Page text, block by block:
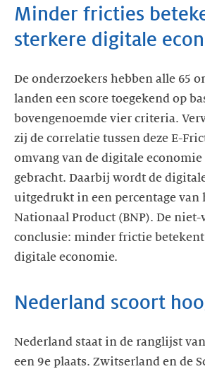
Minder fricties
sterkere digitale
De onderzoekers hebben alle 65
landen een score toegekend op
bovengenoemde vier criteria.
zij de correlatie tussen deze E-
omvang van de digitale
gebracht. Daarbij wordt de
uitgedrukt in een percentage van
Nationaal Product (BNP). De niet-
conclusie: minder frictie betekent
digitale economie.
Nederland scoort
Nederland staat in de ranglijst
een 9e plaats. Zwitserland en de